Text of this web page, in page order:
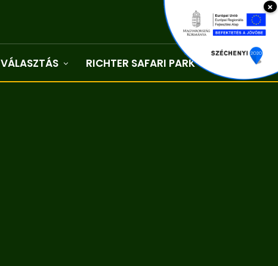
VÁLASZTÁS RICHTER SAFARI PARK Kapcsolat
×